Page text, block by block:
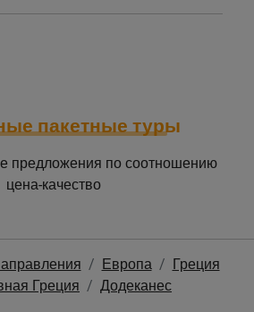
пакетные туры
предложения по соотношению
цена-качество
Европа
Греция
Греция
Додеканес